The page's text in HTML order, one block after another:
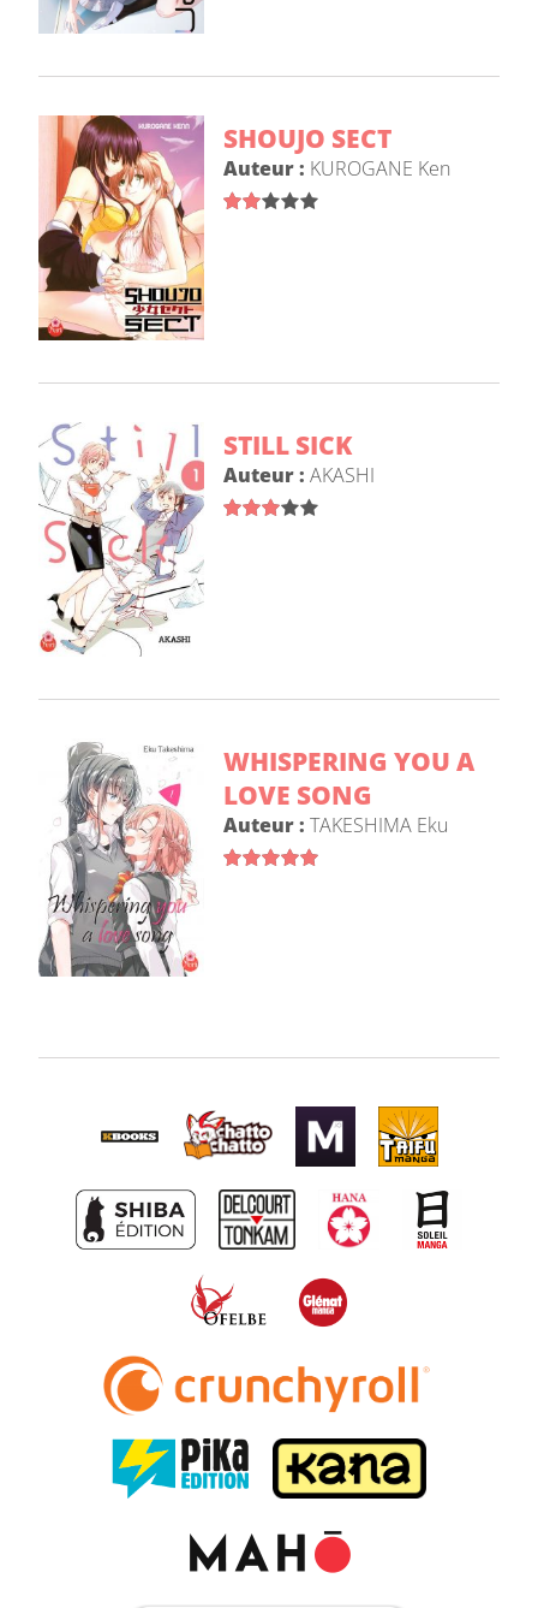
SHOUJO SECT
Auteur : KUROGANE Ken
STILL SICK
Auteur : AKASHI
WHISPERING YOU A
LOVE SONG
Auteur : TAKESHIMA Eku